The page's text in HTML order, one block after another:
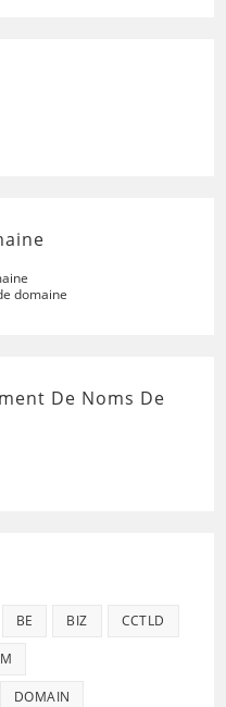
domaine
De Noms De
BE BIZ CCTLD
DOMAIN